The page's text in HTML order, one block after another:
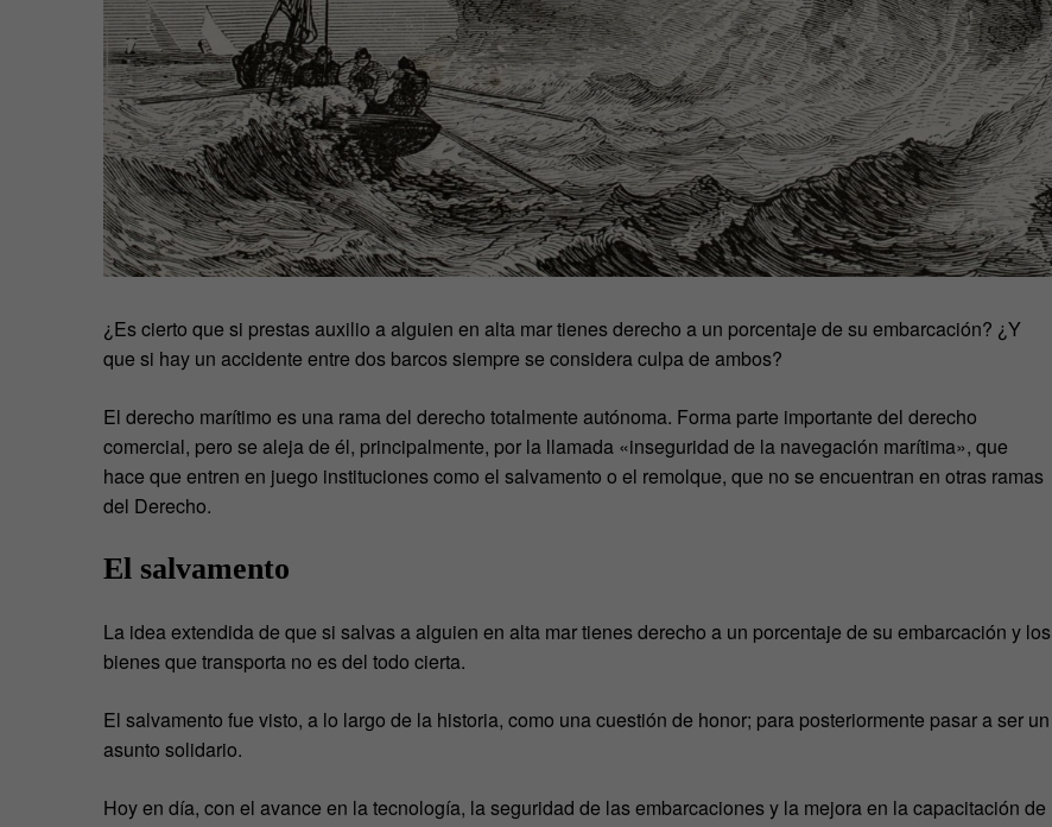
¿Es cierto que si prestas auxilio a alguien en alta mar tienes derecho a un porcentaje de su embarcación? ¿Y
que si hay un accidente entre dos barcos siempre se considera culpa de ambos?
El derecho marítimo es una rama del derecho totalmente autónoma. Forma parte importante del derecho
comercial, pero se aleja de él, principalmente, por la llamada «inseguridad de la navegación marítima», que
hace que entren en juego instituciones como el salvamento o el remolque, que no se encuentran en otras ramas
del Derecho.
El salvamento
La idea extendida de que si salvas a alguien en alta mar tienes derecho a un porcentaje de su embarcación y los
bienes que transporta no es del todo cierta.
El salvamento fue visto, a lo largo de la historia, como una cuestión de honor; para posteriormente pasar a ser un
asunto solidario.
Hoy en día, con el avance en la tecnología, la seguridad de las embarcaciones y la mejora en la capacitación de